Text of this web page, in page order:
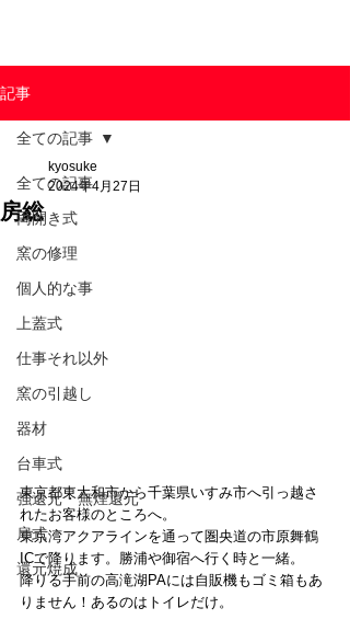
記事
全ての記事
両開き式
窯の修理
個人的な事
上蓋式
仕事それ以外
窯の引越し
器材
台車式
強還元・無煙還元
扉式
還元焼成
全ての記事
房総
kyosuke
2024年4月27日
東京都東大和市から千葉県いすみ市へ引っ越さ
れたお客様のところへ。
東京湾アクアラインを通って圏央道の市原舞鶴
ICで降ります。勝浦や御宿へ行く時と一緒。
降りる手前の高滝湖PAには自販機もゴミ箱もあ
りません！あるのはトイレだけ。